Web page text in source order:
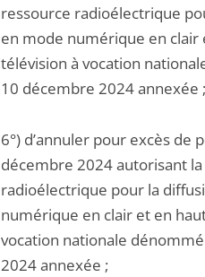
ressource radioélectrique
en mode numérique en
télévision à vocation
10 décembre 2024 annexée ;
6°) d’annuler pour excès de
décembre 2024 autorisant
radioélectrique pour la
numérique en clair et en
vocation nationale
2024 annexée ;